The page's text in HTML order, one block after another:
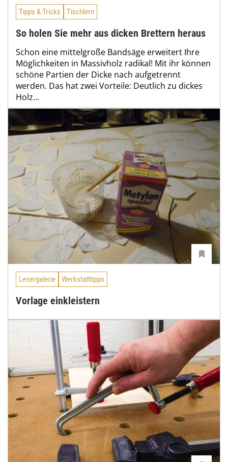
Tipps & Tricks Tischlern
So holen Sie mehr aus dicken Brettern heraus
Schon eine mittelgroße Bandsäge erweitert Ihre
Möglichkeiten in Massivholz radikal! Mit ihr können
schöne Partien der Dicke nach aufgetrennt
werden. Das hat zwei Vorteile: Deutlich zu dickes
Holz...
Lesergalerie Werkstatttipps
Vorlage einkleistern